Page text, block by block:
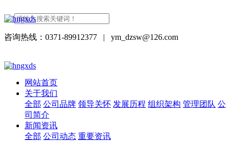
咨询热线：0371-89912377 | ym_dzsw@126.com
网站首页
关于我们
全部 公司品牌 领导关怀 发展历程 组织架构 管理团队 公
司简介
新闻资讯
全部 公司动态 重要资讯